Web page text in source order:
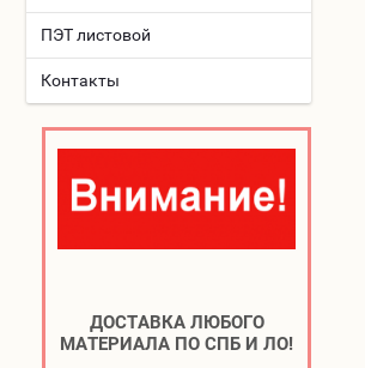
ПЭТ листовой
Контакты
ДОСТАВКА ЛЮБОГО
МАТЕРИАЛА ПО СПБ И ЛО!